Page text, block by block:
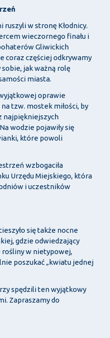
w stronę Kłodnicy.
wieczornego finału i
Gliwickich
coraz częściej odkrywamy
jak ważną rolę
miasta.
oprawie
tzw. mostek miłości, by
najpiękniejszych
wodzie pojawiły się
które powoli
wzbogaciła
Urzędu Miejskiego, która
i uczestników
się także nocne
gdzie odwiedzający
rośliny w nietypowej,
poszukać „kwiatu jednej
spędzili ten wyjątkowy
Zapraszamy do